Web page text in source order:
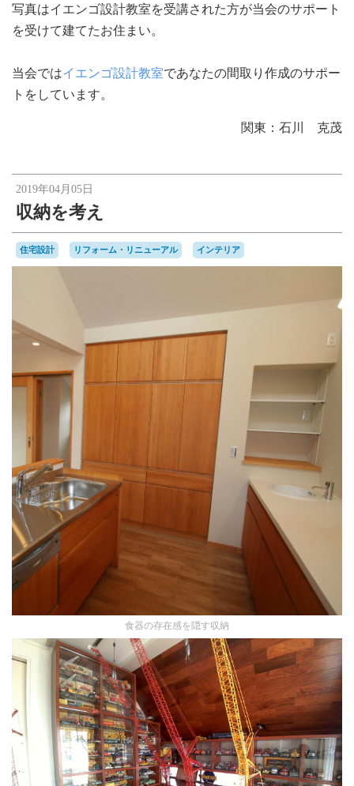
写真はイエンゴ設計教室を受講された方が当会のサポート
を受けて建てたお住まい。
当会ではイエンゴ設計教室であなたの間取り作成のサポー
トをしています。
関東：石川 克茂
2019年04月05日
収納を考え
住宅設計 リフォーム・リニューアル インテリア
食器の存在感を隠す収納